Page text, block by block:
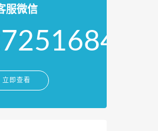
服微信
立即查看